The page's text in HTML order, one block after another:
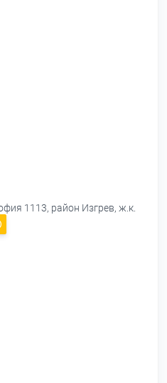
1113, район Изгрев, ж.к.